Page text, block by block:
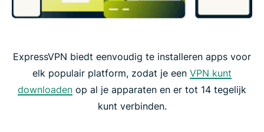
ExpressVPN biedt eenvoudig te installeren apps voor
elk populair platform, zodat je een VPN kunt
downloaden op al je apparaten en er tot 14 tegelijk
kunt verbinden.